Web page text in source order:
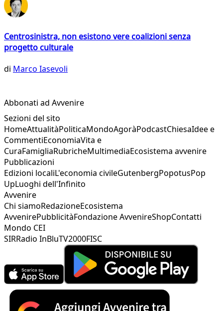
Centrosinistra, non esistono vere coalizioni senza
progetto culturale
di Marco Iasevoli
Abbonati ad Avvenire
Sezioni del sito
HomeAttualitàPoliticaMondoAgoràPodcastChiesaIdee e
CommentiEconomiaVita e
CuraFamigliaRubricheMultimediaEcosistema avvenire
Pubblicazioni
Edizioni localiL'economia civileGutenbergPopotusPop
UpLuoghi dell'Infinito
Avvenire
Chi siamoRedazioneEcosistema
AvvenirePubblicitàFondazione AvvenireShopContatti
Mondo CEI
SIRRadio InBluTV2000FISC